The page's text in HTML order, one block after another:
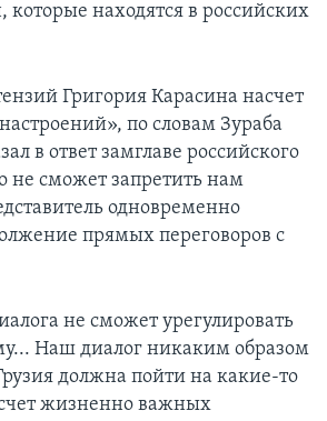
находятся в российских
Григория Карасина насчет
по словам Зураба
в ответ замглаве российского
сможет запретить нам
одновременно
прямых переговоров с
не сможет урегулировать
Наш диалог никаким образом
должна пойти на какие-то
жизненно важных